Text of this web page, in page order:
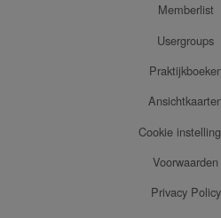
Memberlist
Usergroups
Praktijkboeken
Ansichtkaarten
Cookie
Voorwaarden
Privacy Policy